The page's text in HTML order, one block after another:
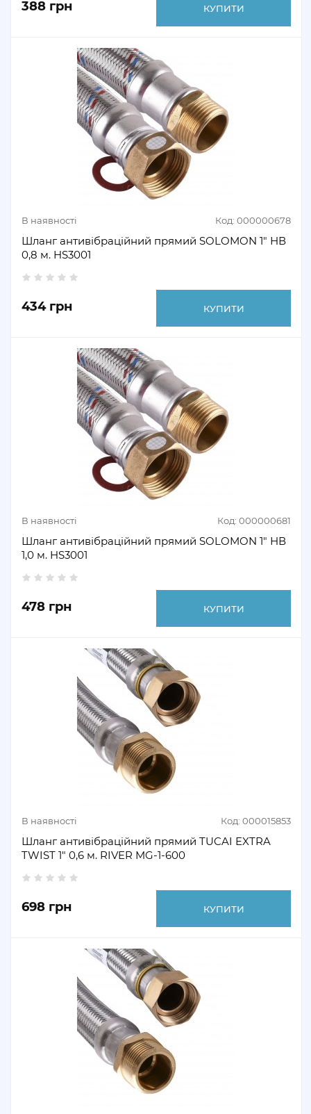
388 грн КУПИТИ
В наявності Код: 000000678
Шланг антивібраційний прямий SOLOMON 1" НВ
0,8 м. HS3001
434 грн КУПИТИ
В наявності Код: 000000681
Шланг антивібраційний прямий SOLOMON 1" НВ
1,0 м. HS3001
478 грн КУПИТИ
В наявності Код: 000015853
Шланг антивібраційний прямий TUCAI EXTRA
TWIST 1" 0,6 м. RIVER MG-1-600
698 грн КУПИТИ